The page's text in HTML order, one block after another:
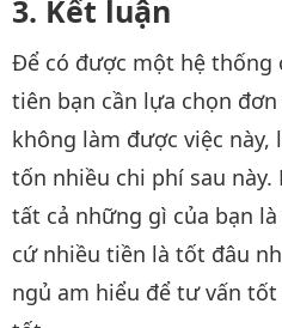
Kết luận
Để có được một hệ thống
tiên bạn cần lựa chọn
không làm được việc này,
tốn nhiều chi phí sau
tất cả những gì của bạn
cứ nhiều tiền là tốt đâu
ngủ am hiểu để tư vấn